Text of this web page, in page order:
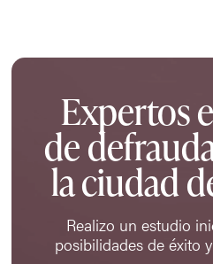
Expertos
de
la ciudad
Realizo un estudio
posibilidades de éxito